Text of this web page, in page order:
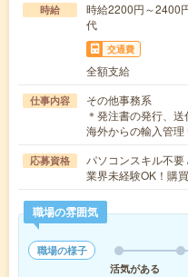
時給
時給2200円～2400
代
交通費
全額支給
仕事内容
その他事務系
＊発注書の発行、
海外からの輸入管
応募資格
パソコンスキル不要
業界未経験OK！購
職場の雰囲気
職場の様子
活気がある